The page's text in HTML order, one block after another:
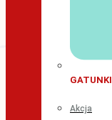
GATUNKI
Akcja